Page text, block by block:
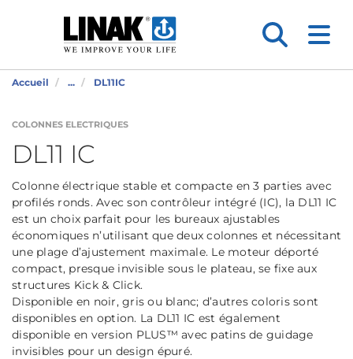
Accueil ... DL11IC
COLONNES ELECTRIQUES
DL11 IC
Colonne électrique stable et compacte en 3 parties avec
profilés ronds. Avec son contrôleur intégré (IC), la DL11 IC
est un choix parfait pour les bureaux ajustables
économiques n’utilisant que deux colonnes et nécessitant
une plage d’ajustement maximale. Le moteur déporté
compact, presque invisible sous le plateau, se fixe aux
structures Kick & Click.
Disponible en noir, gris ou blanc; d’autres coloris sont
disponibles en option. La DL11 IC est également
disponible en version PLUS™ avec patins de guidage
invisibles pour un design épuré.